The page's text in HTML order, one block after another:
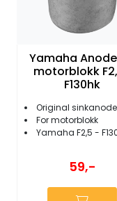
Yamaha
motorblokk
F130hk
Original sinkanode
For motorblokk
Yamaha F2,5 -
59,-